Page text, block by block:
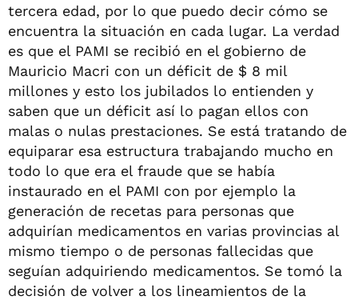
tercera edad, por lo que puedo decir cómo se
encuentra la situación en cada lugar. La verdad
es que el PAMI se recibió en el gobierno de
Mauricio Macri con un déficit de $ 8 mil
millones y esto los jubilados lo entienden y
saben que un déficit así lo pagan ellos con
malas o nulas prestaciones. Se está tratando de
equiparar esa estructura trabajando mucho en
todo lo que era el fraude que se había
instaurado en el PAMI con por ejemplo la
generación de recetas para personas que
adquirían medicamentos en varias provincias al
mismo tiempo o de personas fallecidas que
seguían adquiriendo medicamentos. Se tomó la
decisión de volver a los lineamientos de la